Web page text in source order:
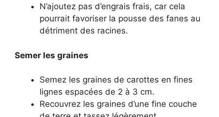
N’ajoutez pas d’engrais frais, car cela
pourrait favoriser la pousse des fanes au
détriment des racines.
Semer les graines
Semez les graines de carottes en fines
lignes espacées de 2 à 3 cm.
Recouvrez les graines d’une fine couche